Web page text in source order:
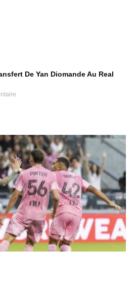
De Yan Diomande Au Real